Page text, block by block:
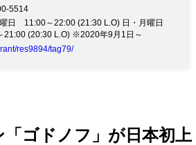
5514
日 11:00～22:00 (21:30 L.O) 日・月曜日
21:00 (20:30 L.O) ※2020年9月1日～
res9894/tag79/
ゴドノフ」が日本初上